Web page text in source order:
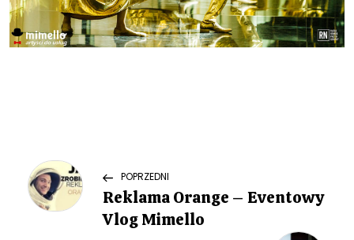
N
a
Previous
Post
POPRZEDNI
Reklama Orange – Eventowy
Vlog Mimello